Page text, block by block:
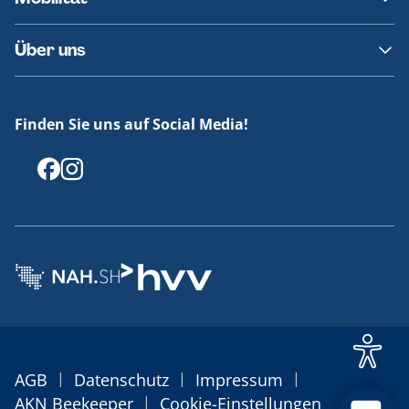
Fundsachen
Häufige Fragen
Barrierefreies Reisen
Erklärung Barrierefreiheit
Über uns
Offenlegungen
Finden Sie uns auf Social Media!
AGB | Datenschutz | Impressum |
AKN Beekeeper | Cookie-Einstellungen